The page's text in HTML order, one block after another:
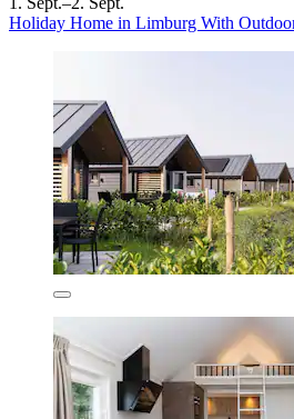
Holiday Home in Limburg With